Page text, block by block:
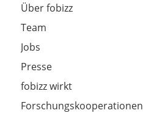
Über fobizz
Team
Jobs
Presse
fobizz wirkt
Forschungskooperationen